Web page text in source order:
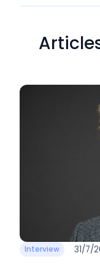
Interview 31/7/